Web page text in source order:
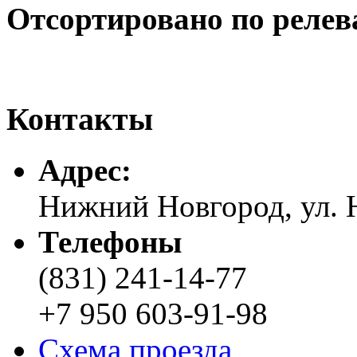
Отсортировано по
Контакты
Адреc:
Нижний Новгород, ул.
Телефоны
(831) 241-14-77
+7 950 603-91-98
Схема проезда